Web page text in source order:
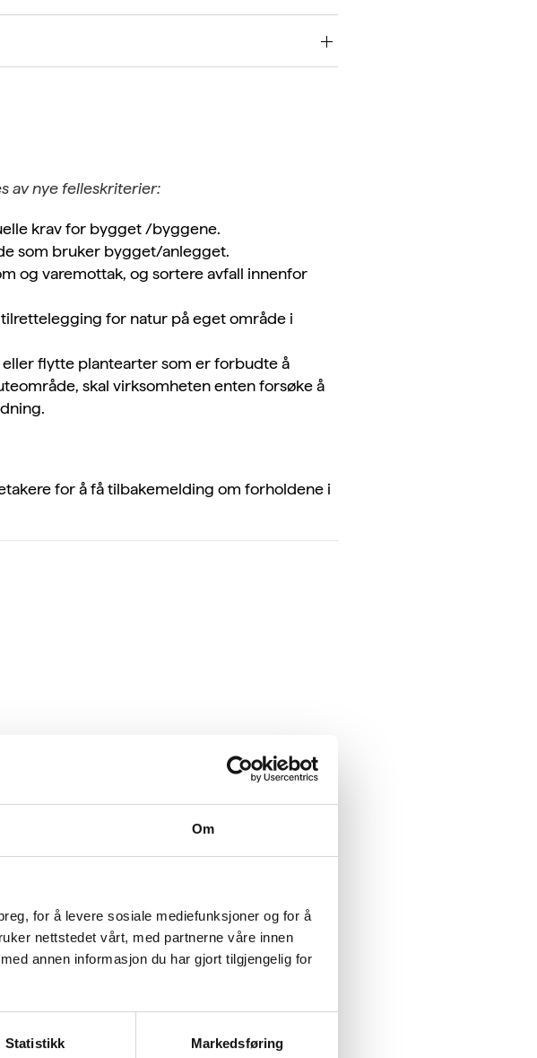
Om
for å levere sosiale mediefunksjoner og for å
nettstedet vårt, med partnerne våre innen
annen informasjon du har gjort tilgjengelig for
Statistikk Markedsføring
av nye felleskriterier:
krav for bygget /byggene.
som bruker bygget/anlegget.
og varemottak, og sortere avfall innenfor
for natur på eget område i
flytte plantearter som er forbudte å
skal virksomheten enten forsøke å
for å få tilbakemelding om forholdene i
betong, betongprodukter og andre ikke-metalliske